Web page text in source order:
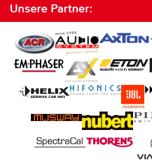
Unsere Partner: